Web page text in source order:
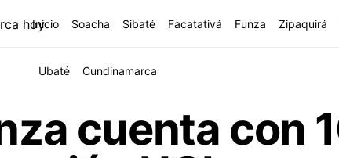
Inicio Soacha Sibaté Facatativá Funza Zipaquirá
Ubaté Cundinamarca
cuenta con